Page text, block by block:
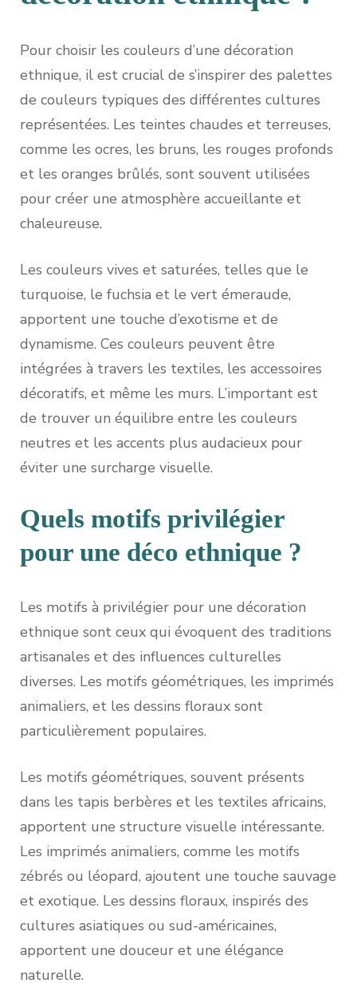
Pour choisir les couleurs d’une décoration
ethnique, il est crucial de s’inspirer des palettes
de couleurs typiques des différentes cultures
représentées. Les teintes chaudes et terreuses,
comme les ocres, les bruns, les rouges profonds
et les oranges brûlés, sont souvent utilisées
pour créer une atmosphère accueillante et
chaleureuse.
Les couleurs vives et saturées, telles que le
turquoise, le fuchsia et le vert émeraude,
apportent une touche d’exotisme et de
dynamisme. Ces couleurs peuvent être
intégrées à travers les textiles, les accessoires
décoratifs, et même les murs. L’important est
de trouver un équilibre entre les couleurs
neutres et les accents plus audacieux pour
éviter une surcharge visuelle.
Quels motifs privilégier
pour une déco ethnique ?
Les motifs à privilégier pour une décoration
ethnique sont ceux qui évoquent des traditions
artisanales et des influences culturelles
diverses. Les motifs géométriques, les imprimés
animaliers, et les dessins floraux sont
particulièrement populaires.
Les motifs géométriques, souvent présents
dans les tapis berbères et les textiles africains,
apportent une structure visuelle intéressante.
Les imprimés animaliers, comme les motifs
zébrés ou léopard, ajoutent une touche sauvage
et exotique. Les dessins floraux, inspirés des
cultures asiatiques ou sud-américaines,
apportent une douceur et une élégance
naturelle.